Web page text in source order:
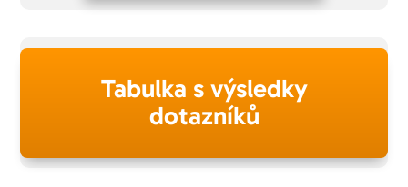
Tabulka s výsledky
dotazníků